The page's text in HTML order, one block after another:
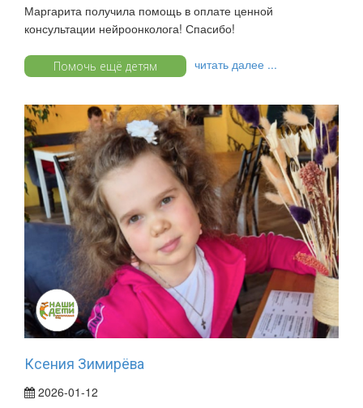
Маргарита получила помощь в оплате ценной
консультации нейроонколога! Спасибо!
Помочь ещё детям читать далее ...
Ксения Зимирёва
2026-01-12